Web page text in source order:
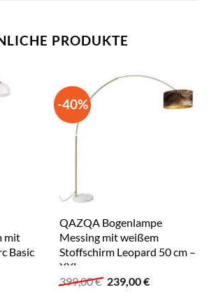
PRODUKTE
mit
Basic
-40%
QAZQA Bogenlampe
Messing mit weißem
Stoffschirm Leopard 50 cm –
XXL
399,00€ Ursprünglicher
239,00€Aktueller